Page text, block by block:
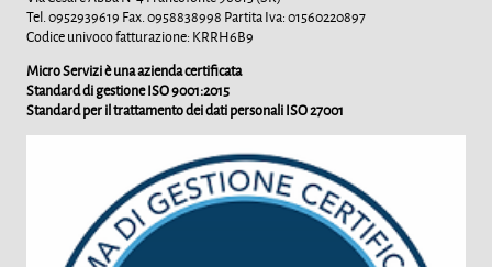
Tel. 0952939619 Fax. 0958838998 Partita Iva: 01560220897
Codice univoco fatturazione: KRRH6B9
Micro Servizi è una azienda certificata
Standard di gestione ISO 9001:2015
Standard per il trattamento dei dati personali ISO 27001